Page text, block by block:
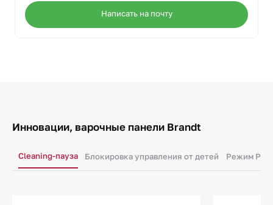
Написать на почту
Инновации, варочные панели Brandt
Cleaning-пауза Блокировка управления от детей Режим